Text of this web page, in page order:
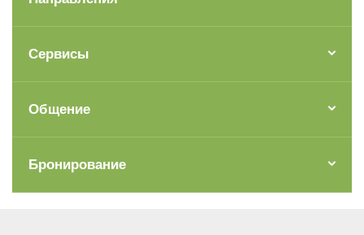
Сервисы
Общение
Бронирование